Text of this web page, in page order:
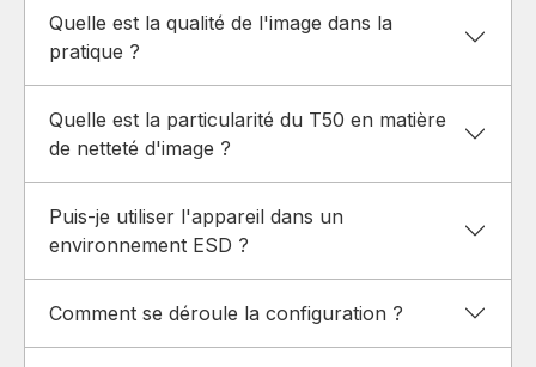
Quelle est la qualité de l'image dans la
pratique ?
Quelle est la particularité du T50 en matière
de netteté d'image ?
Puis-je utiliser l'appareil dans un
environnement ESD ?
Comment se déroule la configuration ?